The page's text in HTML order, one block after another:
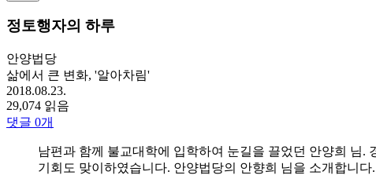
정토행자의 하루
안양법당
삶에서 큰 변화, '알아차림'
2018.08.23.
29,074 읽음
댓글 0개
남편과 함께 불교대학에 입학하여 눈길을 끌었던 안양희 님
기회도 맞이하였습니다. 안양법당의 안향희 님을 소개합니다.